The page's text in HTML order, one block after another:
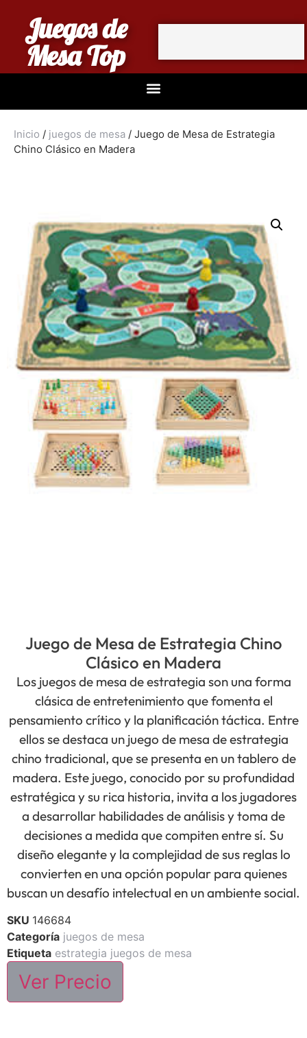
Juegos de
Mesa Top
Inicio / juegos de mesa / Juego de Mesa de Estrategia
Chino Clásico en Madera
Juego de Mesa de Estrategia Chino
Clásico en Madera
Los juegos de mesa de estrategia son una forma
clásica de entretenimiento que fomenta el
pensamiento crítico y la planificación táctica. Entre
ellos se destaca un juego de mesa de estrategia
chino tradicional, que se presenta en un tablero de
madera. Este juego, conocido por su profundidad
estratégica y su rica historia, invita a los jugadores
a desarrollar habilidades de análisis y toma de
decisiones a medida que compiten entre sí. Su
diseño elegante y la complejidad de sus reglas lo
convierten en una opción popular para quienes
buscan un desafío intelectual en un ambiente social.
SKU 146684
Categoría juegos de mesa
Etiqueta estrategia juegos de mesa
Ver Precio